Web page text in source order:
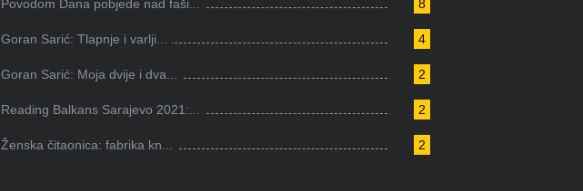
8
Povodom Dana pobjede nad faši...
4
Goran Sarić: Tlapnje i varlji...
2
Goran Sarić: Moja dvije i dva...
2
Reading Balkans Sarajevo 2021:...
2
Ženska čitaonica: fabrika kn...